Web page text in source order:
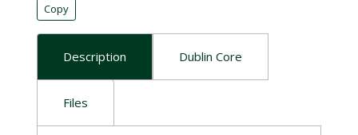
Copy
Description Dublin Core
Files